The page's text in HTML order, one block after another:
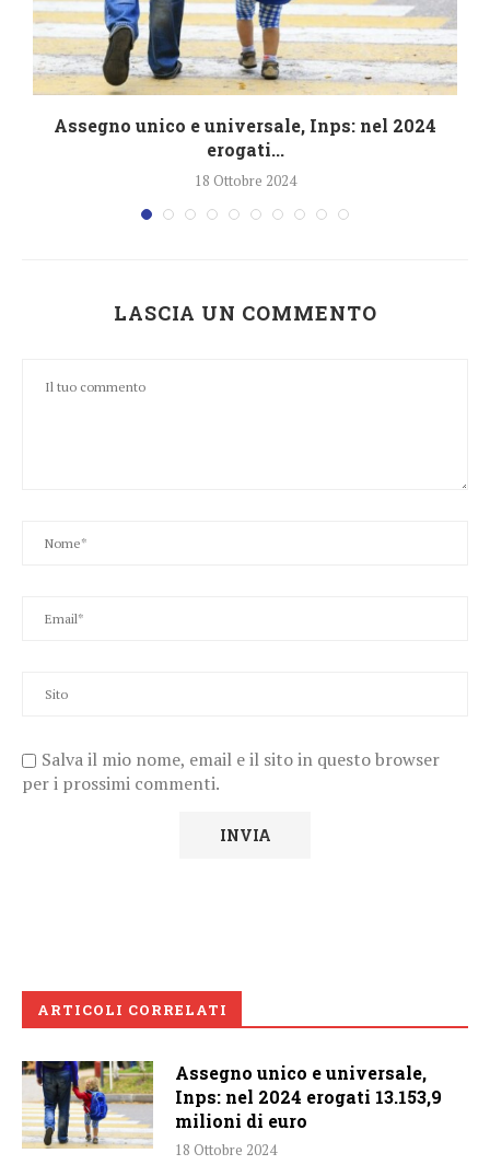
Assegno unico e universale, Inps: nel 2024
erogati...
18 Ottobre 2024
LASCIA UN COMMENTO
Salva il mio nome, email e il sito in questo browser
per i prossimi commenti.
ARTICOLI CORRELATI
Assegno unico e universale,
Inps: nel 2024 erogati 13.153,9
milioni di euro
18 Ottobre 2024